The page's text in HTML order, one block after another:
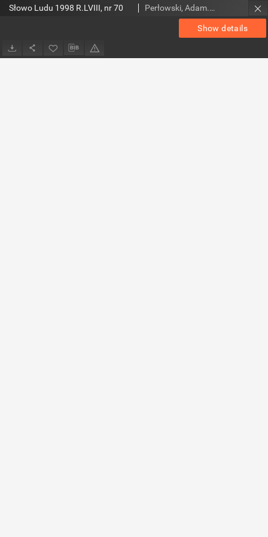
Show details
Słowo Ludu 1998 R.LVIII, nr 70 Perłowski, Adam. Red.